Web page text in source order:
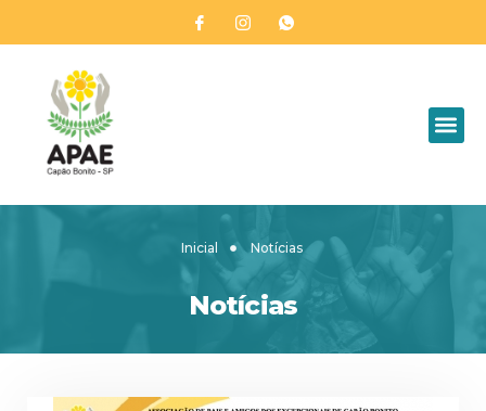
Inicial Notícias
Notícias